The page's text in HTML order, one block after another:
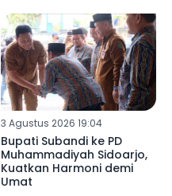
3 Agustus 2026 19:04
Bupati Subandi ke PD
Muhammadiyah Sidoarjo,
Kuatkan Harmoni demi
Umat